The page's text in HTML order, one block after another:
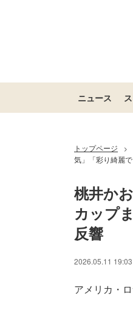
ニュース
トップページ >
気」「彩り綺麗
桃井か
カップ
反響
2026.05.11 19:03
アメリカ・